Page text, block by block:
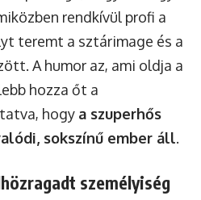
rendkívül profi a
teremt a sztárimage és a
A humor az, ami oldja a
hozza őt a
hogy a szuperhős
sokszínű ember áll.
személyiség